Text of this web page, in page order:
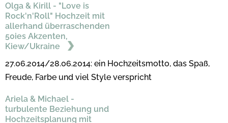
Olga & Kirill - "Love is
Rock'n'Roll" Hochzeit mit
allerhand überraschenden
50ies Akzenten,
Kiew/Ukraine
27.06.2014/28.06.2014: ein Hochzeitsmotto, das Spaß,
Freude, Farbe und viel Style verspricht
Ariela & Michael -
turbulente Beziehung und
Hochzeitsplanung mit